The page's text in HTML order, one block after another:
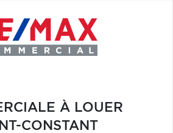
À LOUER
CONSTANT